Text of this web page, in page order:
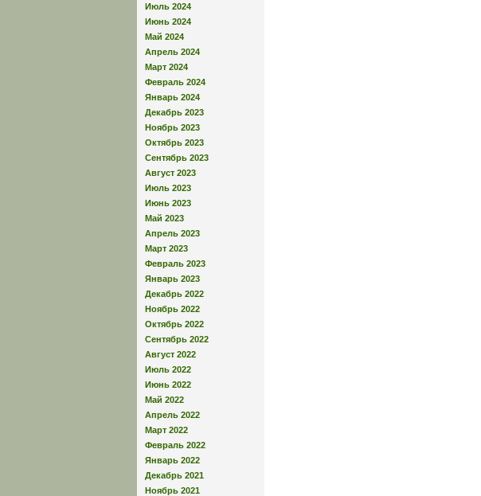
Июль 2024
Июнь 2024
Май 2024
Апрель 2024
Март 2024
Февраль 2024
Январь 2024
Декабрь 2023
Ноябрь 2023
Октябрь 2023
Сентябрь 2023
Август 2023
Июль 2023
Июнь 2023
Май 2023
Апрель 2023
Март 2023
Февраль 2023
Январь 2023
Декабрь 2022
Ноябрь 2022
Октябрь 2022
Сентябрь 2022
Август 2022
Июль 2022
Июнь 2022
Май 2022
Апрель 2022
Март 2022
Февраль 2022
Январь 2022
Декабрь 2021
Ноябрь 2021